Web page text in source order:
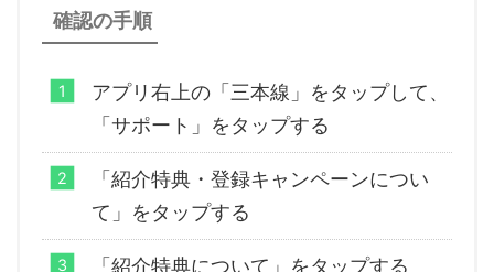
確認の手順
アプリ右上の「三本線」をタップして、
「サポート」をタップする
「紹介特典・登録キャンペーンについ
て」をタップする
「紹介特典について」をタップする